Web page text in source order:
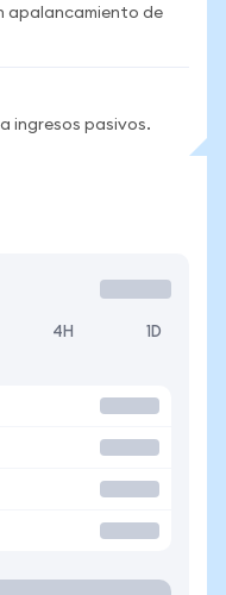
apalancamiento de
ingresos pasivos.
4H 1D